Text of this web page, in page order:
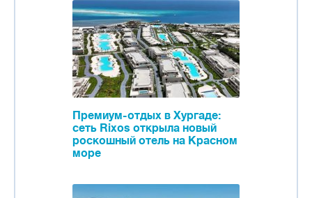
Премиум-отдых в Хургаде:
сеть Rixos открыла новый
роскошный отель на Красном
море